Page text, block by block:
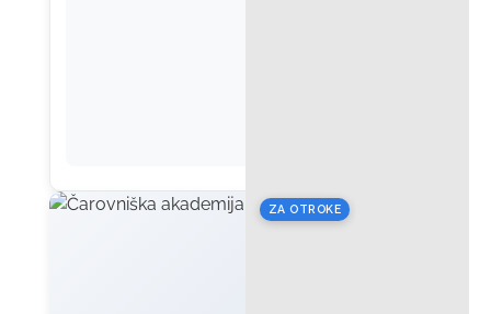
ZA OTROKE